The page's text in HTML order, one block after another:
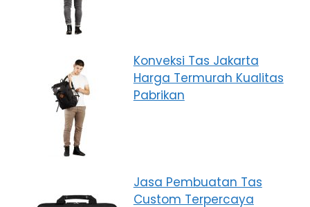
Konveksi Tas Jakarta
Harga Termurah Kualitas
Pabrikan
Jasa Pembuatan Tas
Custom Terpercaya